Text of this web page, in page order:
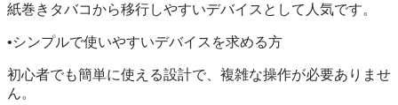
紙巻きタバコから移行しやすいデバイスとして人気です。
•シンプルで使いやすいデバイスを求める方
初心者でも簡単に使える設計で、複雑な操作が必要ありませ
ん。